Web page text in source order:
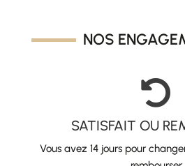
NOS

SATISFAIT OU
Vous avez 14 jours pour